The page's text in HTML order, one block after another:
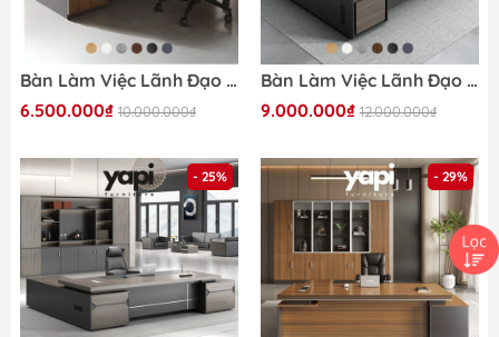
Bàn Làm Việc Lãnh Đạo Văn Phòng, Kèm Tủ Phụ Ngăn Kéo Màu Nâu Phối Đen 180x80x75cm Yapi-BLD009
6.500.000₫ 10.000.000₫
Bàn Làm Việc Lãnh Đạo Chữ L, Phối Màu Hiện Đại Cho Văn Phòng 180x160x75cm Yapi-BLD008
9.000.000₫ 12.000.000₫
- 25% - 29%